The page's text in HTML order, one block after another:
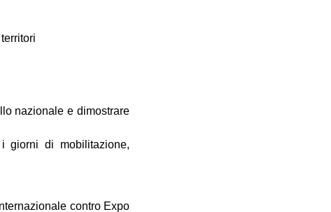
nazionale e dimostrare
giorni di mobilitazione,
contro Expo